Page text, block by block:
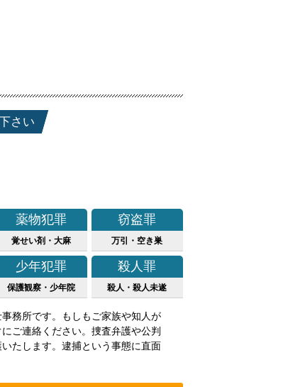
さい
薬物犯罪
覚せい剤・大麻
窃盗罪
万引・空き巣
少年犯罪
保護観察・少年院
殺人罪
殺人・殺人未遂
務所です。もしもご家族や知人が
ご連絡ください。捜査弁護や公判
たします。逮捕という事態に直面